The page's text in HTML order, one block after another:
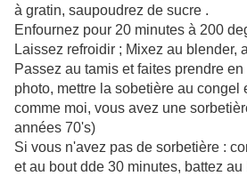
à gratin, saupoudrez de sucre .
Enfournez pour 20 minutes à 200
Laissez refroidir ; Mixez au blender,
Passez au tamis et faites prendre
photo, mettre la sobetière au congel
comme moi, vous avez une
années 70's)
Si vous n'avez pas de sorbetière :
et au bout dde 30 minutes, battez